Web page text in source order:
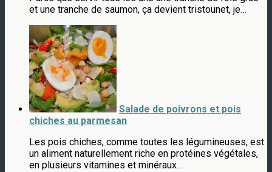
et une tranche de saumon, ça devient tristounet, je…
Salade de poivrons et pois
chiches au parmesan
Les pois chiches, comme toutes les légumineuses, est
un aliment naturellement riche en protéines végétales,
en plusieurs vitamines et minéraux…